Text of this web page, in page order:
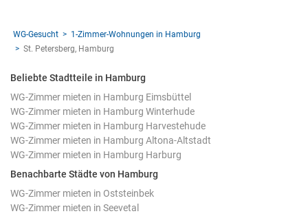
WG-Gesucht
1-Zimmer-Wohnungen in Hamburg
St. Petersberg, Hamburg
Beliebte Stadtteile in Hamburg
WG-Zimmer mieten in Hamburg Eimsbüttel
WG-Zimmer mieten in Hamburg Winterhude
WG-Zimmer mieten in Hamburg Harvestehude
WG-Zimmer mieten in Hamburg Altona-Altstadt
WG-Zimmer mieten in Hamburg Harburg
Benachbarte Städte von Hamburg
WG-Zimmer mieten in Oststeinbek
WG-Zimmer mieten in Seevetal